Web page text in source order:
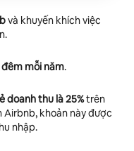
và khuyến khích việc
đêm mỗi năm.
doanh thu là 25%trên
khoản này được
nhập.